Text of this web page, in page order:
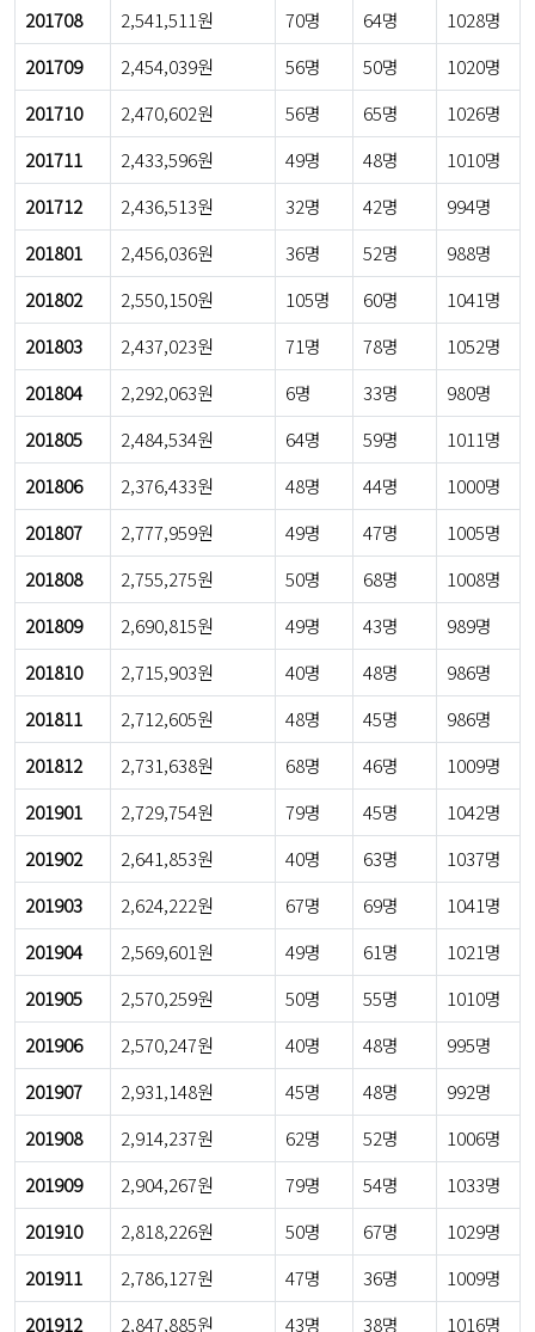
201708
2,541,511원 70명 64명
1028명
201709
2,454,039원 56명 50명
1020명
201710
2,470,602원 56명 65명
1026명
201711
2,433,596원 49명 48명
1010명
201712
2,436,513원 32명 42명
994명
201801
2,456,036원 36명 52명
988명
201802
2,550,150원 105명 60명
1041명
201803
2,437,023원 71명 78명
1052명
201804
2,292,063원 6명 33명
980명
201805
2,484,534원 64명 59명
1011명
201806
2,376,433원 48명 44명
1000명
201807
2,777,959원 49명 47명
1005명
201808
2,755,275원 50명 68명
1008명
201809
2,690,815원 49명 43명
989명
201810
2,715,903원 40명 48명
986명
201811
2,712,605원 48명 45명
986명
201812
2,731,638원 68명 46명
1009명
201901
2,729,754원 79명 45명
1042명
201902
2,641,853원 40명 63명
1037명
201903
2,624,222원 67명 69명
1041명
201904
2,569,601원 49명 61명
1021명
201905
2,570,259원 50명 55명
1010명
201906
2,570,247원 40명 48명
995명
201907
2,931,148원 45명 48명
992명
201908
2,914,237원 62명 52명
1006명
201909
2,904,267원 79명 54명
1033명
201910
2,818,226원 50명 67명
1029명
201911
2,786,127원 47명 36명
1009명
201912
2,847,885원 43명 38명 1016명